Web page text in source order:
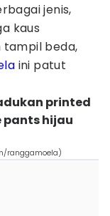
jenis,
kaus
tampil beda,
ini patut
printed
pants hijau
ranggamoela)